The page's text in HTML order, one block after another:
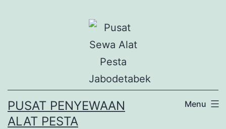
PUSAT PENYEWAAN
ALAT PESTA
Menu